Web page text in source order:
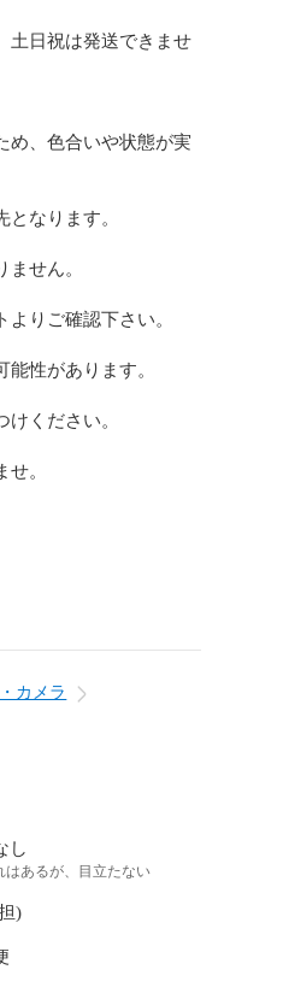
日祝は発送できませ
、色合いや状態が実
なります。
せん。
りご確認下さい。
性があります。
ください。
。
カメラ
し
はあるが、目立たない
)